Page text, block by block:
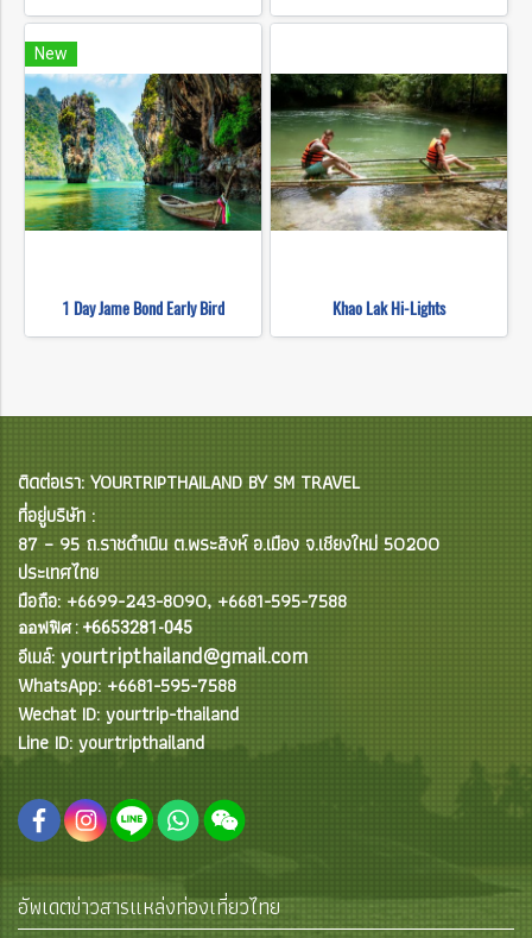
New
1 Day Jame Bond Early Bird Khao Lak Hi-Lights
ติดต่อเรา: YOURTRIPTHAILAND BY SM TRAVEL
ที่อยู่บริษัท :
87 – 95 ถ.ราชดำเนิน ต.พระสิงห์ อ.เมือง จ.เชียงใหม่ 50200
ประเทศไทย
มือถือ: +6699-243-8090, +6681-595-7588
ออฟฟิศ : +6653281-045
อีเมล์: yourtripthailand@gmail.com
WhatsApp: +6681-595-7588
Wechat ID: yourtrip-thailand
Line ID: yourtripthailand
อัพเดตข่าวสารแหล่งท่องเที่ยวไทย